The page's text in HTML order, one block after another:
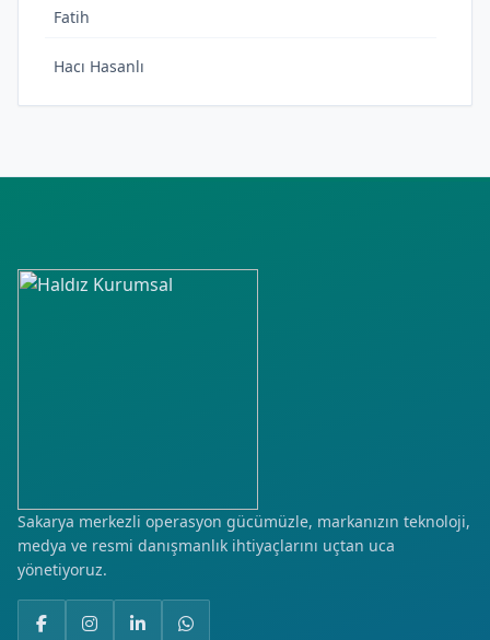
Fatih
Hacı Hasanlı
Meydan
Mimar Sinan
Nakilci
Sakarya merkezli operasyon gücümüzle, markanızın teknoloji,
medya ve resmi danışmanlık ihtiyaçlarını uçtan uca
yönetiyoruz.